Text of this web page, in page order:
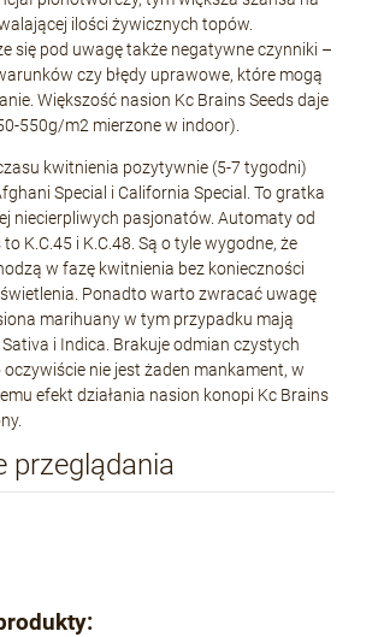
ilości żywicznych topów.
się pod uwagę także negatywne czynniki –
czy błędy uprawowe, które mogą
Większość nasion Kc Brains Seeds daje
550g/m2 mierzone w indoor).
kwitnienia pozytywnie (5-7 tygodni)
Special i California Special. To gratka
niecierpliwych pasjonatów. Automaty od
K.C.45 i K.C.48. Są o tyle wygodne, że
w fazę kwitnienia bez konieczności
Ponadto warto zwracać uwagę
marihuany w tym przypadku mają
i Indica. Brakuje odmian czystych
nie jest żaden mankament, w
efekt działania nasion konopi Kc Brains
przeglądania